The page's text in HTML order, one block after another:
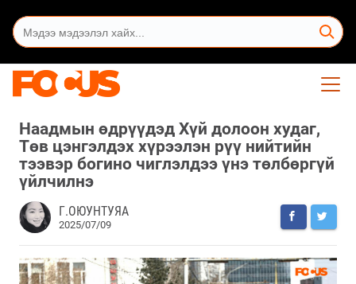
Наадмын өдрүүдэд Хүй долоон худаг,
Төв цэнгэлдэх хүрээлэн рүү нийтийн
тээвэр богино чиглэлдээ үнэ төлбөргүй
үйлчилнэ
Г.ОЮУНТУЯА
2025/07/09